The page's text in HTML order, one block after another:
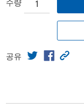
수량
공유